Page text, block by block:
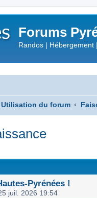
Forums
Randos | Hébergement
Utilisation du forum
Pyrénées !
juil. 2026 19:54